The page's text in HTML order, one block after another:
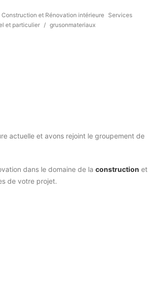
Construction et Rénovation intérieure Services
et particulier / grusonmateriaux
actuelle et avons rejoint le groupement de
dans le domaine de la construction et
de votre projet.